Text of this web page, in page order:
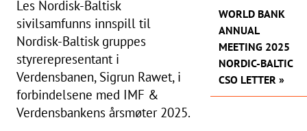
WORLD BANK
ANNUAL
MEETING 2025
NORDIC-BALTIC
CSO LETTER
Les Nordisk-Baltisk
sivilsamfunns innspill til
Nordisk-Baltisk gruppes
styrerepresentant i
Verdensbanen, Sigrun Rawet, i
forbindelsene med IMF &
Verdensbankens årsmøter 2025.